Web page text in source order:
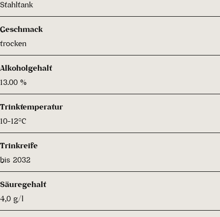
Stahltank
Geschmack
trocken
Alkoholgehalt
13.00 %
Trinktemperatur
10-12°C
Trinkreife
bis 2032
Säuregehalt
4,0 g/l